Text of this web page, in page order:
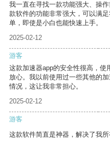
我一直在寻找一款功能强大、操
款软件的功能非常强大，可以满
单，即使是小白也能快速上手。
2025-02-12
游客
这款加速器app的安全性很高，使
放心。我以前使用过一些其他的
情况，这让我非常担心。
2025-02-12
游客
这款软件简直是神器，解决了我所